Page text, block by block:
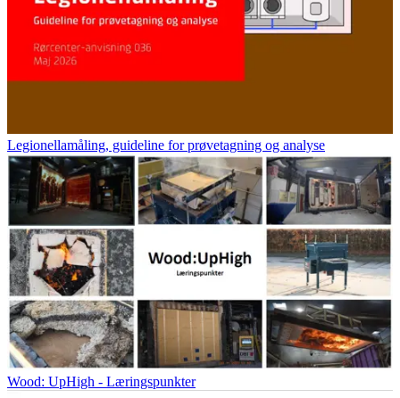
Legionellamåling, guideline for prøvetagning og analyse
Wood: UpHigh - Læringspunkter